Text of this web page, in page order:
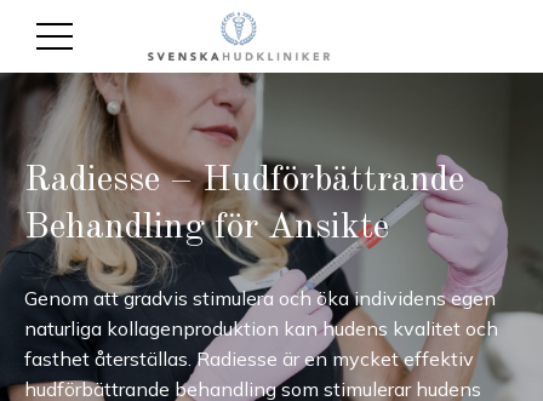
Radiesse – Hudförbättrande
Behandling för Ansikte
Genom att gradvis stimulera och öka individens egen
naturliga kollagenproduktion kan hudens kvalitet och
fasthet återställas. Radiesse är en mycket effektiv
hudförbättrande behandling som stimulerar hudens